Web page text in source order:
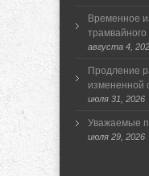
Временное
августа 4,
Продление
измененной
июля 31, 2026
Уважаемые
июля 29, 2026